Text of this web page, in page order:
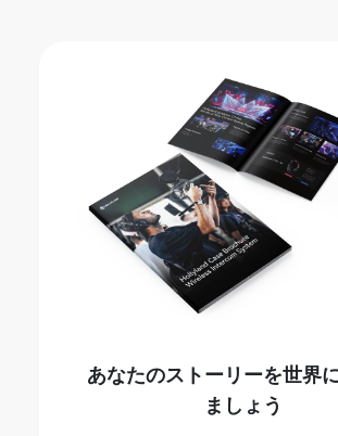
あなたのストーリーを世界
ましょう